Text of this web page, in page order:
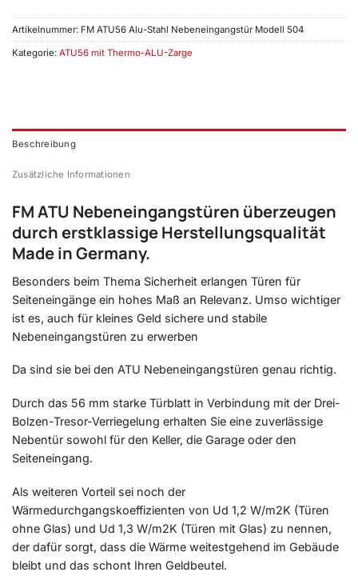
Artikelnummer: FM ATU56 Alu-Stahl Nebeneingangstür Modell 504
Kategorie: ATU56 mit Thermo-ALU-Zarge
Beschreibung
Zusätzliche Informationen
FM ATU Nebeneingangstüren überzeugen
durch erstklassige Herstellungsqualität
Made in Germany.
Besonders beim Thema Sicherheit erlangen Türen für
Seiteneingänge ein hohes Maß an Relevanz. Umso wichtiger
ist es, auch für kleines Geld sichere und stabile
Nebeneingangstüren zu erwerben
Da sind sie bei den ATU Nebeneingangstüren genau richtig.
Durch das 56 mm starke Türblatt in Verbindung mit der Drei-
Bolzen-Tresor-Verriegelung erhalten Sie eine zuverlässige
Nebentür sowohl für den Keller, die Garage oder den
Seiteneingang.
Als weiteren Vorteil sei noch der
Wärmedurchgangskoeffizienten von Ud 1,2 W/m2K (Türen
ohne Glas) und Ud 1,3 W/m2K (Türen mit Glas) zu nennen,
der dafür sorgt, dass die Wärme weitestgehend im Gebäude
bleibt und das schont Ihren Geldbeutel.